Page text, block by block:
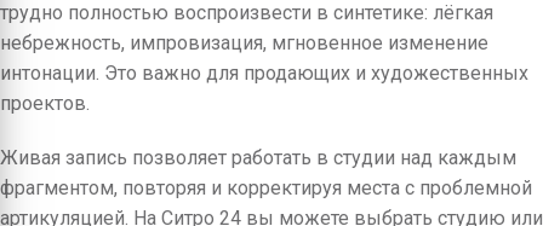
трудно полностью воспроизвести в синтетике: лёгкая
небрежность, импровизация, мгновенное изменение
интонации. Это важно для продающих и художественных
проектов.
Живая запись позволяет работать в студии над каждым
фрагментом, повторяя и корректируя места с проблемной
артикуляцией. На Ситро 24 вы можете выбрать студию или